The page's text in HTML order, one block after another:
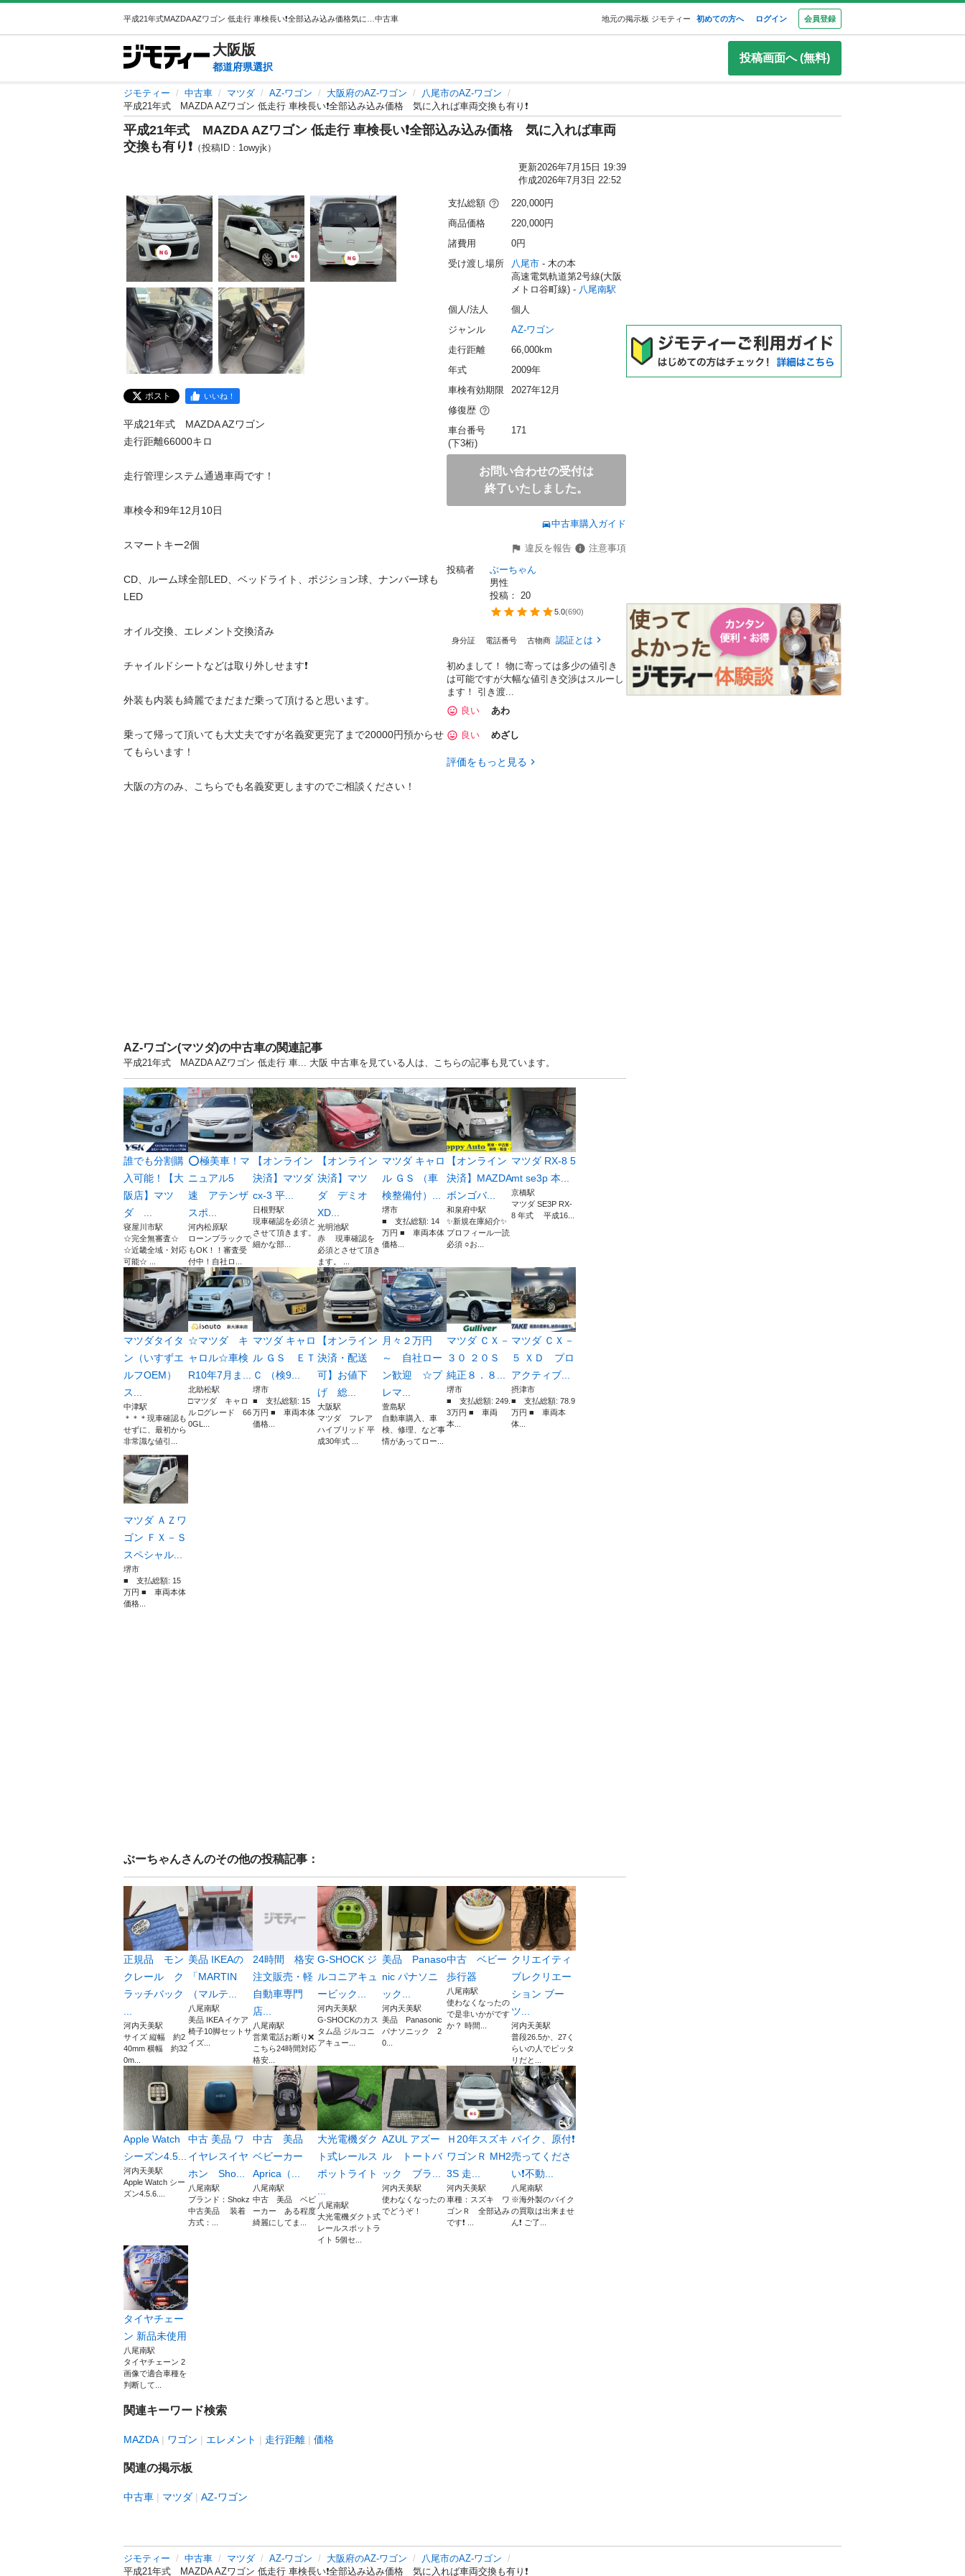
中古車 地元の掲示板 ジモティー 初めての方へ ログイン 会員登録
大阪版
都道府県選択
投稿画面へ (無料)
ジモティー 中古車 マツダ AZ-ワゴン 大阪府のAZ-ワゴン
八尾市のAZ-ワゴン
平成21年式 MAZDA AZワゴン 低走行 車検長い❗️全部込み込み価格 気に入れば車両交換も有り❗️
平成21年式 MAZDA AZワゴン 低走行 車検長い❗️全部込み込み価格 気に入れば車両
交換も有り❗️ （投稿ID : 1owyjk）
更新2026年7月15日 19:39
作成2026年7月3日 22:52
ポスト いいね！
平成21年式　MAZDA AZワゴン
走行距離66000キロ
走行管理システム通過車両です！
車検令和9年12月10日
スマートキー2個
CD、ルーム球全部LED、ベッドライト、ポジション球、ナンバー球も
LED
オイル交換、エレメント交換済み
チャイルドシートなどは取り外しせます❗️
外装も内装も綺麗でまだまだ乗って頂けると思います。
乗って帰って頂いても大丈夫ですが名義変更完了まで20000円預からせ
てもらいます！
大阪の方のみ、こちらでも名義変更しますのでご相談ください！
支払総額
220,000円
商品価格
220,000円
諸費用
0円
受け渡し場所
八尾市 - 木の本
高速電気軌道第2号線(大阪
メトロ谷町線) - 八尾南駅
個人/法人
個人
ジャンル
AZ-ワゴン
走行距離
66,000km
年式
2009年
車検有効期限
2027年12月
修復歴
車台番号
(下3桁)
171
お問い合わせの受付は
終了いたしました。
中古車購入ガイド
違反を報告
注意事項
投稿者
ぶーちゃん
男性
投稿： 20
5.0(690)
身分証 電話番号 古物商 認証とは
初めまして！ 物に寄っては多少の値引き
は可能ですが大幅な値引き交渉はスルーし
ます！ 引き渡...
良い
あわ
良い めざし
評価をもっと見る
AZ-ワゴン(マツダ)の中古車の関連記事
平成21年式 MAZDA AZワゴン 低走行 車... 大阪 中古車を見ている人は、こちらの記事も見ています。
誰でも分割購
入可能！【大
阪店】マツ
ダ ...
寝屋川市駅
☆完全無審査☆
☆近畿全域・対応
可能☆ ...
⭕極美車！マ
ニュアル5
速 アテンザ
スポ...
河内松原駅
ローンブラックで
もOK！！審査受
付中！自社ロ...
【オンライン
決済】マツダ
cx-3 平...
日根野駅
現車確認を必須と
させて頂きます。
細かな部...
【オンライン
決済】マツ
ダ デミオ
XD...
光明池駅
赤 現車確認を
必須とさせて頂き
ます。 ...
マツダ キャロ
ル ＧＳ （車
検整備付）...
堺市
■ 支払総額: 14
万円 ■ 車両本体
価格...
【オンライン
決済】MAZDA
ボンゴバ...
和泉府中駅
✨新規在庫紹介✨
プロフィール一読
必須 ○お...
マツダ RX-8 5
mt se3p 本...
京橋駅
マツダ SE3P RX-
8 年式 平成16...
マツダタイタ
ン（いすずエ
ルフOEM）
ス...
中津駅
＊＊＊現車確認も
せずに、最初から
非常識な値引...
☆マツダ キ
ャロル☆車検
R10年7月ま...
北助松駅
□マツダ キャロ
ル □グレード 66
0GL...
マツダ キャロ
ル ＧＳ ＥＴ
Ｃ （検9...
堺市
■ 支払総額: 15
万円 ■ 車両本体
価格...
【オンライン
決済・配送
可】お値下
げ 総...
大阪駅
マツダ フレア
ハイブリッド 平
成30年式 ...
月々２万円
～ 自社ロー
ン歓迎 ☆プ
レマ...
萱島駅
自動車購入、車
検、修理、など事
情があってロー...
マツダ ＣＸ－
３０ ２０Ｓ
純正８．８...
堺市
■ 支払総額: 249.
3万円 ■ 車両
本...
マツダ ＣＸ－
５ ＸＤ プロ
アクティブ...
摂津市
■ 支払総額: 78.9
万円 ■ 車両本
体...
マツダ ＡＺワ
ゴン ＦＸ－Ｓ
スペシャル...
堺市
■ 支払総額: 15
万円 ■ 車両本体
価格...
ぶーちゃんさんのその他の投稿記事：
正規品 モン
クレール ク
ラッチバック
河内天美駅
サイズ 縦幅 約2
40mm 横幅 約32
0m...
美品 IKEAの
「MARTIN
（マルテ...
八尾南駅
美品 IKEA イケア
椅子10脚セットサ
イズ...
24時間 格安
注文販売・軽
自動車専門
店...
八尾南駅
営業電話お断り❌
こちら24時間対応
格安...
G-SHOCK ジ
ルコニアキュ
ービック...
河内天美駅
G-SHOCKのカス
タム品 ジルコニ
アキュー...
美品 Panaso
nic パナソニ
ック...
河内天美駅
美品 Panasonic
パナソニック 2
0...
中古 ベビー
歩行器
八尾南駅
使わなくなったの
で是非いかがです
か？ 時間...
クリエイティ
ブレクリエー
ション ブー
ツ...
河内天美駅
普段26.5か、27く
らいの人でピッタ
リだと...
Apple Watch
シーズン4.5...
河内天美駅
Apple Watch シー
ズン4.5.6....
中古 美品 ワ
イヤレスイヤ
ホン Sho...
八尾南駅
ブランド：Shokz
中古美品 装着
方式：...
中古 美品
ベビーカー
Aprica（...
八尾南駅
中古 美品 ベビ
ーカー ある程度
綺麗にしてま...
大光電機ダク
ト式レールス
ポットライト
八尾南駅
大光電機ダクト式
レールスポットラ
イト 5個セ...
AZUL アズー
ル トートバ
ック ブラ...
河内天美駅
使わなくなったの
でどうぞ！
Ｈ20年スズキ
ワゴンＲ MH2
3S 走...
河内天美駅
車種：スズキ ワ
ゴンＲ 全部込み
です❗️ ...
バイク、原付❗️
売ってくださ
い❗️不動...
八尾南駅
※海外製のバイク
の買取は出来ませ
ん❗️ ご了...
タイヤチェー
ン 新品未使用
八尾南駅
タイヤチェーン 2
画像で適合車種を
判断して...
関連キーワード検索
MAZDA ワゴン エレメント 走行距離 価格
関連の掲示板
中古車 マツダ AZ-ワゴン
ジモティー 中古車 マツダ AZ-ワゴン 大阪府のAZ-ワゴン
八尾市のAZ-ワゴン
平成21年式 MAZDA AZワゴン 低走行 車検長い❗️全部込み込み価格 気に入れば車両交換も有り❗️